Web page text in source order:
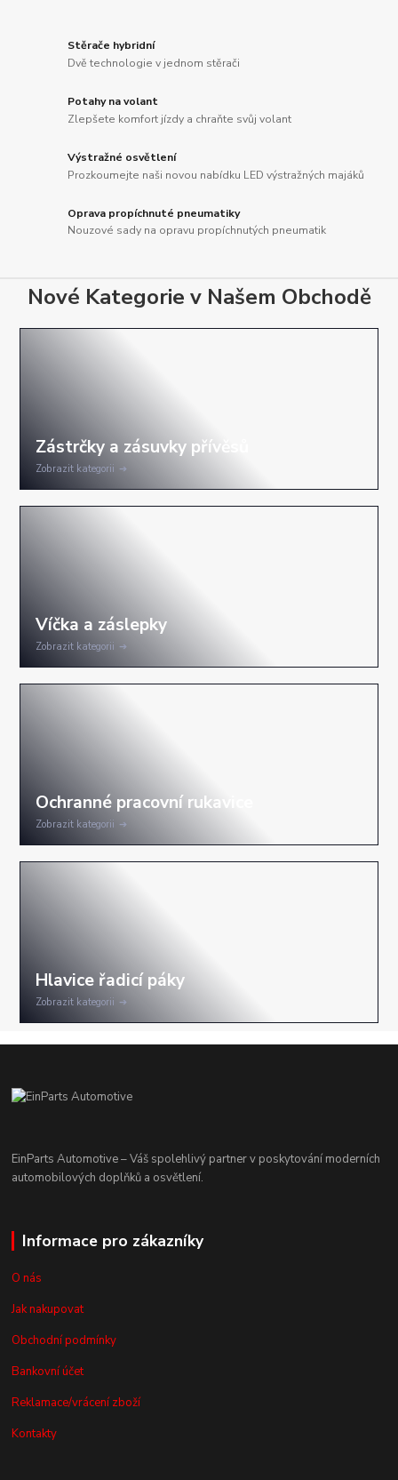
Stěrače hybridní
Dvě technologie v jednom stěrači
Potahy na volant
Zlepšete komfort jízdy a chraňte svůj volant
Výstražné osvětlení
Prozkoumejte naši novou nabídku LED výstražných majáků
Oprava propíchnuté pneumatiky
Nouzové sady na opravu propíchnutých pneumatik
Nové Kategorie v Našem Obchodě
Zobrazit kategorii
Zobrazit kategorii
Zobrazit kategorii
Zobrazit kategorii
EinParts Automotive – Váš spolehlivý partner v poskytování moderních
automobilových doplňků a osvětlení.
Informace pro zákazníky
O nás
Jak nakupovat
Obchodní podmínky
Bankovní účet
Reklamace/vrácení zboží
Kontakty